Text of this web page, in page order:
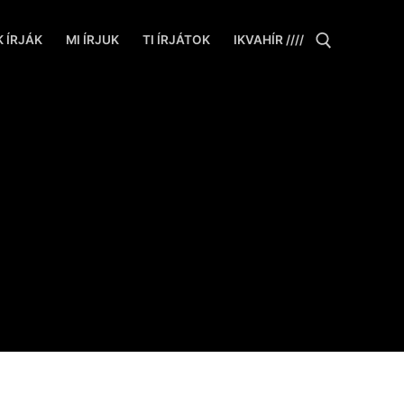
ÍRJÁK MI ÍRJUK TI ÍRJÁTOK IKVAHÍR ////